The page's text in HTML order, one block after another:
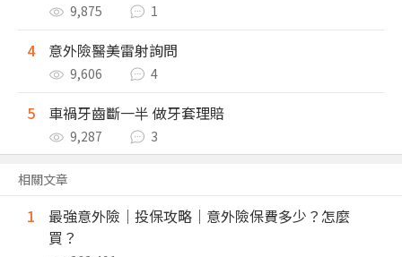
9,875 1
4 意外險醫美雷射詢問
9,606 4
5 車禍牙齒斷一半 做牙套理賠
9,287 3
相關文章
1
最強意外險｜投保攻略｜意外險保費多少？怎麼
買？